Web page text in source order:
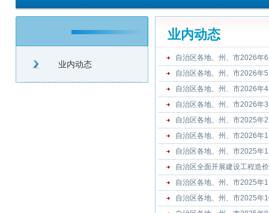
业内动态
业内动态
自治区各地、州、市2026年
自治区各地、州、市2026年
自治区各地、州、市2026年
自治区各地、州、市2026年
自治区各地、州、市2025年
自治区各地、州、市2026年
自治区各地、州、市2025年
自治区全面开展建设工程造
自治区各地、州、市2025年
自治区各地、州、市2025年